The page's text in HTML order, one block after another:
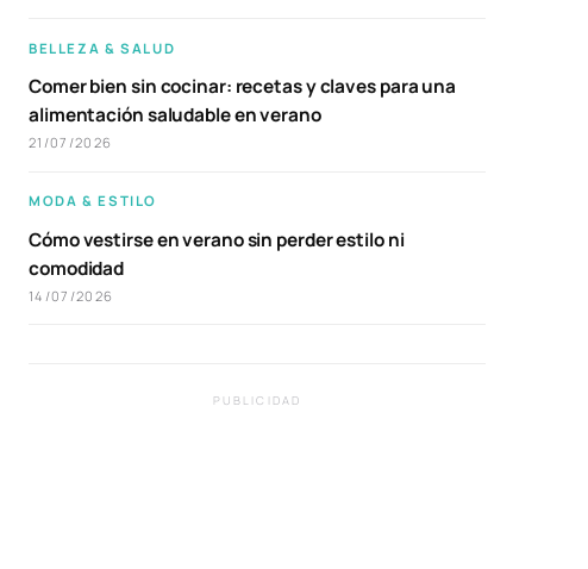
BELLEZA & SALUD
Comer bien sin cocinar: recetas y claves para una
alimentación saludable en verano
21/07/2026
MODA & ESTILO
Cómo vestirse en verano sin perder estilo ni
comodidad
14/07/2026
PUBLICIDAD